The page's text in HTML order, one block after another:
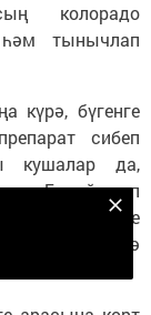
колорадо
тынычлап
күрә, бүгенге
сибеп
кушалар да,
Болай итеп
Ә җәй көне
кешегә